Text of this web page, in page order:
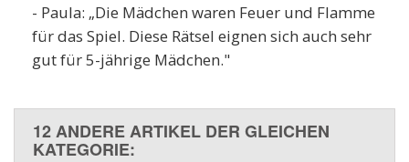
- Paula: „Die Mädchen waren Feuer und Flamme
für das Spiel. Diese Rätsel eignen sich auch sehr
gut für 5-jährige Mädchen."
12 ANDERE ARTIKEL DER GLEICHEN
KATEGORIE: